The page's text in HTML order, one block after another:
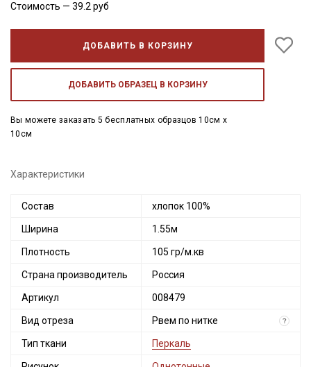
Стоимость — 39.2 руб
ДОБАВИТЬ В КОРЗИНУ
ДОБАВИТЬ ОБРАЗЕЦ В КОРЗИНУ
Вы можете заказать 5 бесплатных образцов 10см x
10см
Характеристики
Состав хлопок 100%
Ширина 1.55м
Плотность 105 гр/м.кв
Страна производитель Россия
Артикул 008479
Вид отреза Рвем по нитке ?
Тип ткани Перкаль